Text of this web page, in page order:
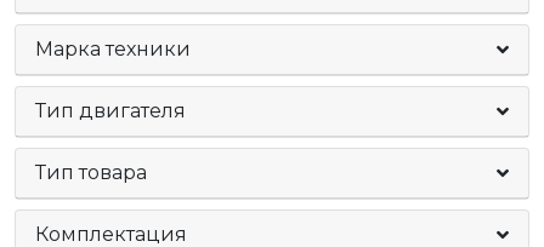
Марка техники
Тип двигателя
Тип товара
Комплектация